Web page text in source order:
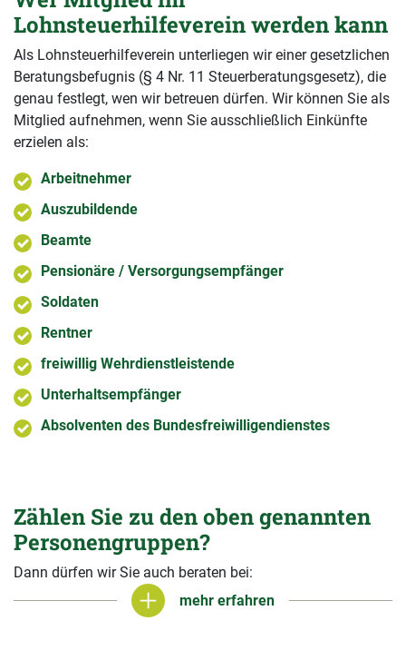
Lohnsteuerhilfeverein werden kann
Als Lohnsteuerhilfeverein unterliegen wir einer gesetzlichen
Beratungsbefugnis (§ 4 Nr. 11 Steuerberatungsgesetz), die
genau festlegt, wen wir betreuen dürfen. Wir können Sie als
Mitglied aufnehmen, wenn Sie ausschließlich Einkünfte
erzielen als:
Arbeitnehmer
Auszubildende
Beamte
Pensionäre / Versorgungsempfänger
Soldaten
Rentner
freiwillig Wehrdienstleistende
Unterhaltsempfänger
Absolventen des Bundesfreiwilligendienstes
Zählen Sie zu den oben genannten
Personengruppen?
Dann dürfen wir Sie auch beraten bei:
mehr erfahren
mehr erfahren